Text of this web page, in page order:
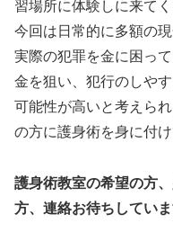
習場所に体験しに来てく
今回は日常的に多額の
実際の犯罪を金に困っ
金を狙い、犯行のしや
可能性が高いと考えら
の方に護身術を身に付
護身術教室の希望の方
方、連絡お待ちしていま